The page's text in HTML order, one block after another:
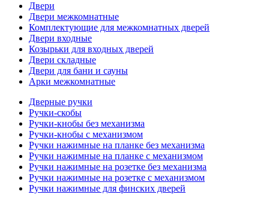
Двери
Двери межкомнатные
Комплектующие для межкомнатных дверей
Двери входные
Козырьки для входных дверей
Двери складные
Двери для бани и сауны
Арки межкомнатные
Дверные ручки
Ручки-скобы
Ручки-кнобы без механизма
Ручки-кнобы с механизмом
Ручки нажимные на планке без механизма
Ручки нажимные на планке с механизмом
Ручки нажимные на розетке без механизма
Ручки нажимные на розетке с механизмом
Ручки нажимные для финских дверей